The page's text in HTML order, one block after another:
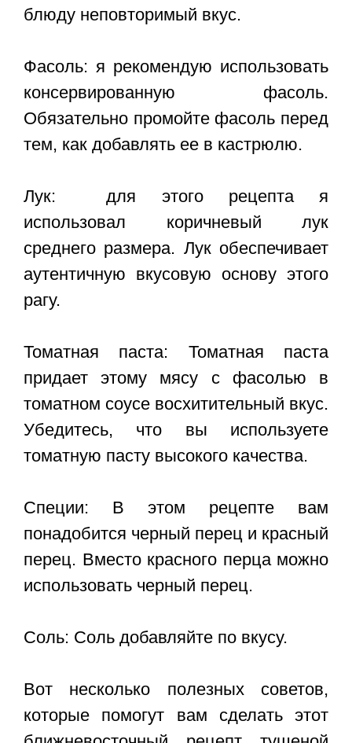
блюду неповторимый вкус.
Фасоль: я рекомендую использовать
консервированную фасоль.
Обязательно промойте фасоль перед
тем, как добавлять ее в кастрюлю.
Лук: для этого рецепта я
использовал коричневый лук
среднего размера. Лук обеспечивает
аутентичную вкусовую основу этого
рагу.
Томатная паста: Томатная паста
придает этому мясу с фасолью в
томатном соусе восхитительный вкус.
Убедитесь, что вы используете
томатную пасту высокого качества.
Специи: В этом рецепте вам
понадобится черный перец и красный
перец. Вместо красного перца можно
использовать черный перец.
Соль: Соль добавляйте по вкусу.
Вот несколько полезных советов,
которые помогут вам сделать этот